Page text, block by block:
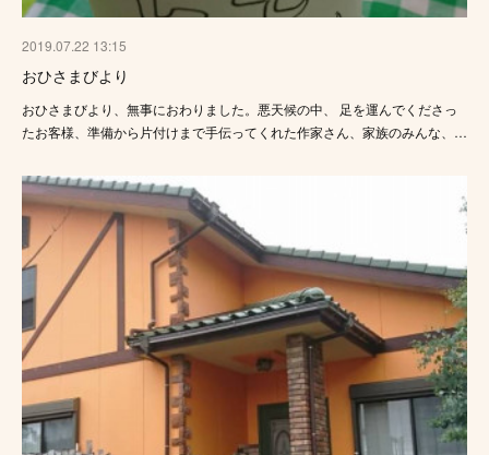
2019.07.22 13:15
おひさまびより
おひさまびより、無事におわりました。悪天候の中、 足を運んでくださっ
たお客様、準備から片付けまで手伝ってくれた作家さん、家族のみんな、…